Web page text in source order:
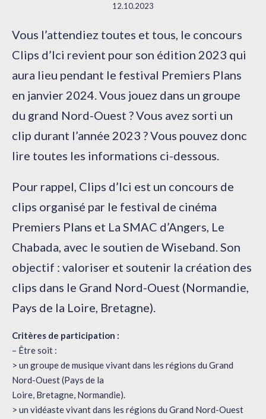
12.10.2023
Vous l’attendiez toutes et tous, le concours
Clips d’Ici revient pour son édition 2023 qui
aura lieu pendant le festival Premiers Plans
en janvier 2024. Vous jouez dans un groupe
du grand Nord-Ouest ? Vous avez sorti un
clip durant l’année 2023 ? Vous pouvez donc
lire toutes les informations ci-dessous.
Pour rappel, Clips d’Ici est un concours de
clips organisé par le festival de cinéma
Premiers Plans et La SMAC d’Angers, Le
Chabada, avec le soutien de Wiseband. Son
objectif : valoriser et soutenir la création des
clips dans le Grand Nord-Ouest (Normandie,
Pays de la Loire, Bretagne).
Critères de participation :
– Être soit :
> un groupe de musique vivant dans les régions du Grand
Nord-Ouest (Pays de la
Loire, Bretagne, Normandie).
> un vidéaste vivant dans les régions du Grand Nord-Ouest